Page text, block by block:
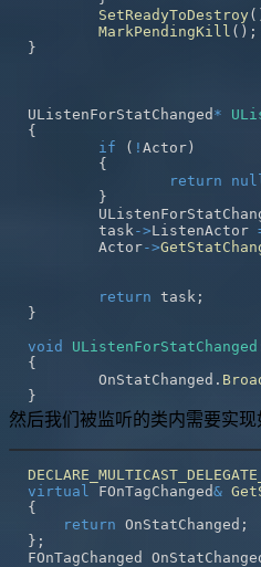
SetReadyToDestroy (
MarkPendingKill ( ) ;
}
UListenForStatChanged *
{
if
( ! Actor)
{
return
}
	task
->ListenActor
	Actor
->
return task ;
}
void
UListenForStatChanged
{
	OnStatChanged
.
}
然后我们被监听的类内需要实现
virtual
FOnTagChanged&
{
return OnStatChanged ;
} ;
FOnTagChanged